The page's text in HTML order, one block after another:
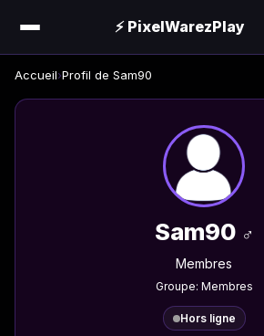
⚡ PixelWarezPlay
Accueil›Profil de Sam90
Sam90 ♂️
Membres
Groupe: Membres
Hors ligne